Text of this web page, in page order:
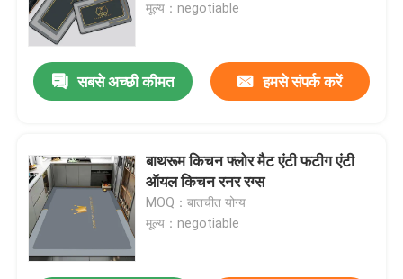
वीडियो
हमारे बारे में
गुणवत्ता नियंत्रण
एक उद्धरण का अनुरोध करें
मूल्य：negotiable
सबसे अच्छी कीमत हमसे संपर्क करें
बाथरूम किचन फ्लोर मैट एंटी फटीग एंटी
ऑयल किचन रनर रग्स
MOQ：बातचीत योग्य
मूल्य：negotiable